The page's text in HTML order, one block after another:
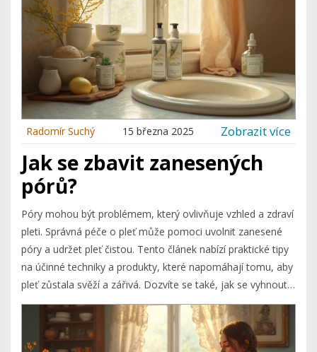
Radomír Suchý 15 března 2025 Zobrazit více
Jak se zbavit zanesených
pórů?
Póry mohou být problémem, který ovlivňuje vzhled a zdraví
pleti. Správná péče o pleť může pomoci uvolnit zanesené
póry a udržet pleť čistou. Tento článek nabízí praktické tipy
na účinné techniky a produkty, které napomáhají tomu, aby
pleť zůstala svěží a zářivá. Dozvíte se také, jak se vyhnout
častým chybám, které mohou ucpání pórů zhoršovat.